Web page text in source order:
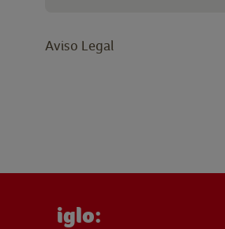
Aviso Legal
iglo: